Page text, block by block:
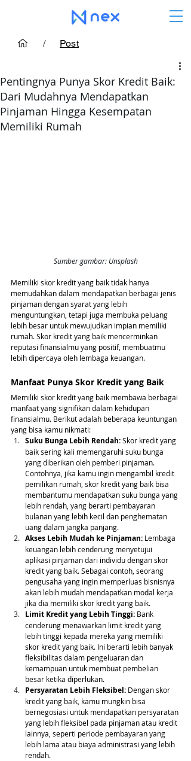
/ Post
Pentingnya Punya Skor Kredit Baik:
Dari Mudahnya Mendapatkan
Pinjaman Hingga Kesempatan
Memiliki Rumah
Sumber gambar: Unsplash
Memiliki skor kredit yang baik tidak hanya
memudahkan dalam mendapatkan berbagai jenis
pinjaman dengan syarat yang lebih
menguntungkan, tetapi juga membuka peluang
lebih besar untuk mewujudkan impian memiliki
rumah. Skor kredit yang baik mencerminkan
reputasi finansialmu yang positif, membuatmu
lebih dipercaya oleh lembaga keuangan.
Manfaat Punya Skor Kredit yang Baik
Memiliki skor kredit yang baik membawa berbagai
manfaat yang signifikan dalam kehidupan
finansialmu. Berikut adalah beberapa keuntungan
yang bisa kamu nikmati:
Suku Bunga Lebih Rendah: Skor kredit yang
baik sering kali memengaruhi suku bunga
yang diberikan oleh pemberi pinjaman.
Contohnya, jika kamu ingin mengambil kredit
pemilikan rumah, skor kredit yang baik bisa
membantumu mendapatkan suku bunga yang
lebih rendah, yang berarti pembayaran
bulanan yang lebih kecil dan penghematan
uang dalam jangka panjang.
Akses Lebih Mudah ke Pinjaman: Lembaga
keuangan lebih cenderung menyetujui
aplikasi pinjaman dari individu dengan skor
kredit yang baik. Sebagai contoh, seorang
pengusaha yang ingin memperluas bisnisnya
akan lebih mudah mendapatkan modal kerja
jika dia memiliki skor kredit yang baik.
Limit Kredit yang Lebih Tinggi: Bank
cenderung menawarkan limit kredit yang
lebih tinggi kepada mereka yang memiliki
skor kredit yang baik. Ini berarti lebih banyak
fleksibilitas dalam pengeluaran dan
kemampuan untuk membuat pembelian
besar ketika diperlukan.
Persyaratan Lebih Fleksibel: Dengan skor
kredit yang baik, kamu mungkin bisa
bernegosiasi untuk mendapatkan persyaratan
yang lebih fleksibel pada pinjaman atau kredit
lainnya, seperti periode pembayaran yang
lebih lama atau biaya administrasi yang lebih
rendah.